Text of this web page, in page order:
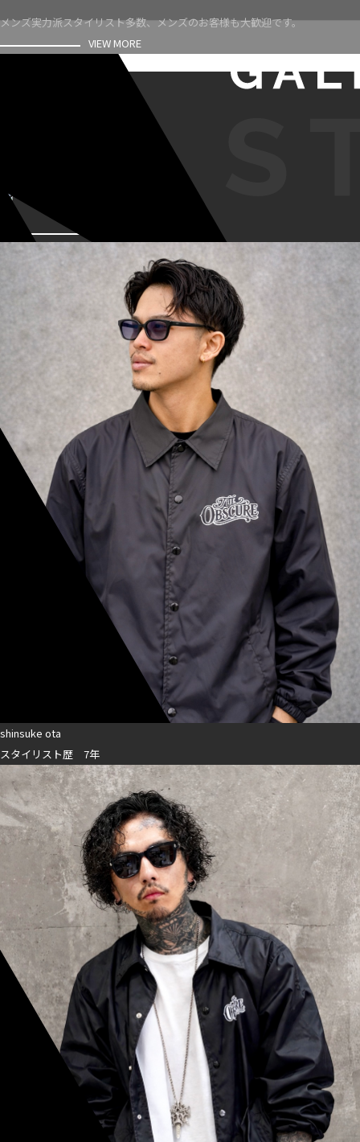
メンズ実力派スタイリスト多数、メンズのお客様も大歓迎です。
VIEW MORE
shinsuke ota
スタイリスト歴 7年